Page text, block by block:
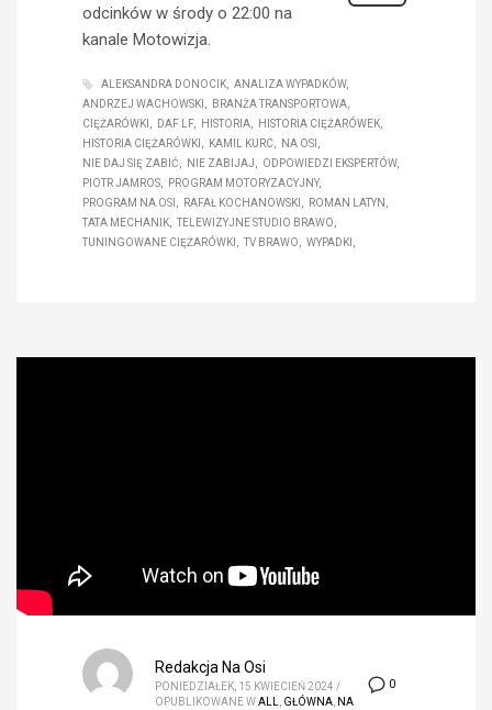
odcinków w środy o 22:00 na
kanale Motowizja.
ALEKSANDRA DONOCIK
ANALIZA WYPADKÓW
ANDRZEJ WACHOWSKI
BRANŻA TRANSPORTOWA
CIĘŻARÓWKI
DAF LF HISTORIA
HISTORIA CIĘŻARÓWEK
HISTORIA CIĘŻARÓWKI
KAMIL KURC
NA OSI
NIE DAJ SIĘ ZABIĆ
NIE ZABIJAJ
ODPOWIEDZI EKSPERTÓW
PIOTR JAMROS
PROGRAM MOTORYZACYJNY
PROGRAM NA OSI
RAFAŁ KOCHANOWSKI
ROMAN LATYN
TATA MECHANIK
TELEWIZYJNE STUDIO BRAWO
TUNINGOWANE CIĘŻARÓWKI
TV BRAWO WYPADKI
0
Redakcja Na Osi
PONIEDZIAŁEK, 15 KWIECIEŃ 2024 /
OPUBLIKOWANE WALL, GŁÓWNA, NA